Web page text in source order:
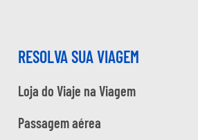
RESOLVA SUA VIAGEM
Loja do Viaje na Viagem
Passagem aérea